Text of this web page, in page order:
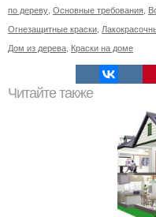
по дереву, Основные требования,
Огнезащитные краски,
Дом из дерева, Краски на доме
Читайте также